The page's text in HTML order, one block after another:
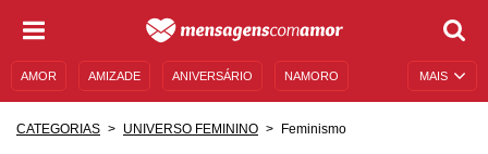
MAIS
AMOR AMIZADE ANIVERSÁRIO NAMORO
CATEGORIAS UNIVERSO FEMININO Feminismo